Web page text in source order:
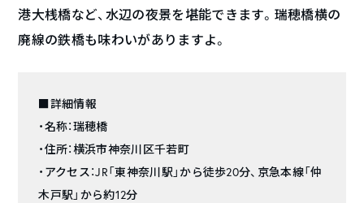
港大桟橋など、水辺の夜景を堪能できます。瑞穂橋横の
廃線の鉄橋も味わいがありますよ。
■詳細情報
・名称：瑞穂橋
・住所：横浜市神奈川区千若町
・アクセス：JR「東神奈川駅」から徒歩20分、京急本線「仲
木戸駅」から約12分